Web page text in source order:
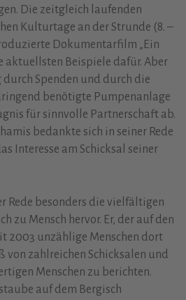
Die zeitgleich laufenden
Kulturtage an der Strunde (8. –
Dokumentarfilm „Ein
aktuellsten Beispiele dafür. Aber
Spenden und durch die
benötigte Pumpenanlage
für sinnvolle Partnerschaft ab.
bedankte sich in seiner Rede
Interesse am Schicksal seiner
Rede besonders die vielfältigen
zu Mensch hervor. Er, der auf den
2003 unzählige Menschen dort
von zahlreichen Schicksalen und
Menschen zu berichten.
auf dem Bergisch